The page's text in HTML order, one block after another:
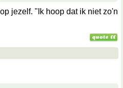
jezelf. "Ik hoop dat ik niet zo'n